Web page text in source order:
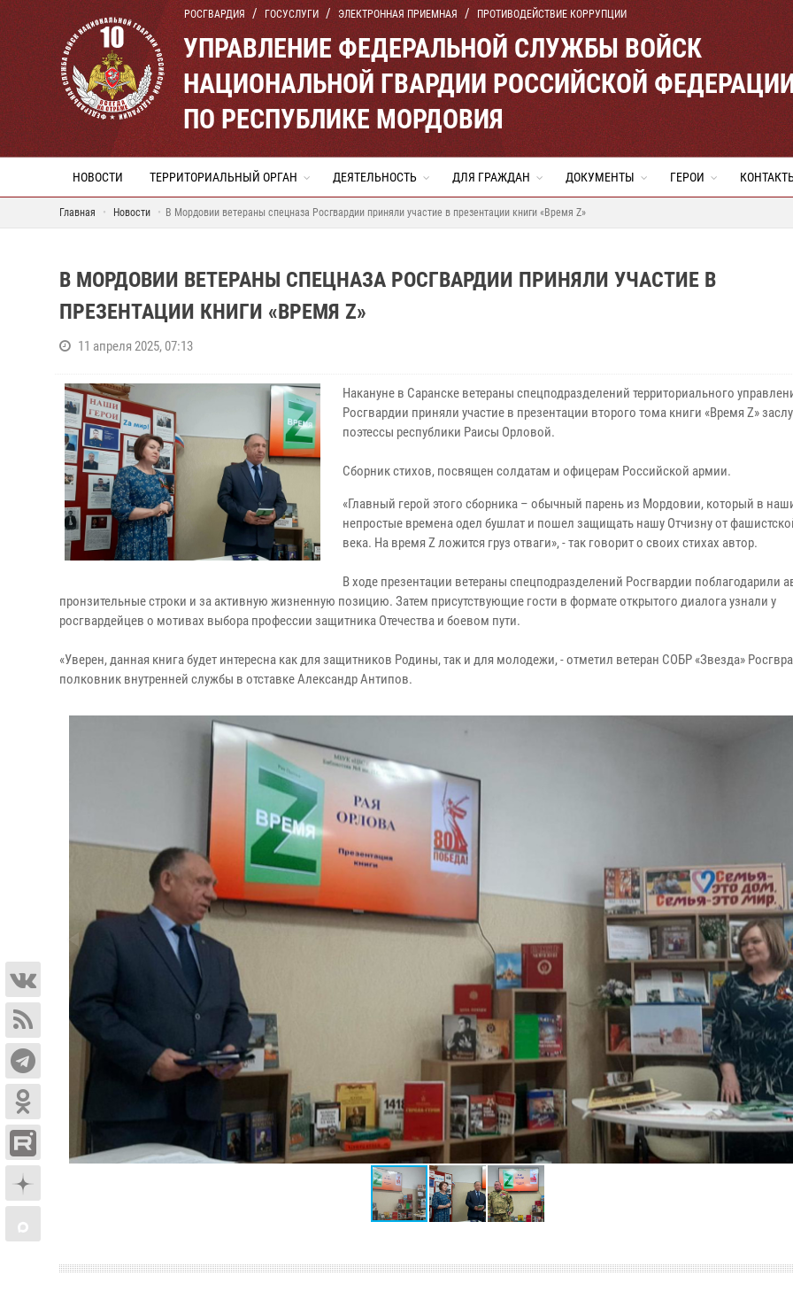
РОСГВАРДИЯ ГОСУСЛУГИ ЭЛЕКТРОННАЯ ПРИЕМНАЯ ПРОТИВОДЕЙСТВИЕ КОРРУПЦИИ
УПРАВЛЕНИЕ ФЕДЕРАЛЬНОЙ СЛУЖБЫ ВОЙСК
НАЦИОНАЛЬНОЙ ГВАРДИИ РОССИЙСКОЙ
ПО РЕСПУБЛИКЕ МОРДОВИЯ
НОВОСТИ ТЕРРИТОРИАЛЬНЫЙ ОРГАН ДЕЯТЕЛЬНОСТЬ ДЛЯ ГРАЖДАН ДОКУМЕНТЫ ГЕРОИ
Главная Новости В Мордовии ветераны спецназа Росгвардии приняли участие в презентации книги «Время Z»
В МОРДОВИИ ВЕТЕРАНЫ СПЕЦНАЗА РОСГВАРДИИ ПРИНЯЛИ УЧАСТИЕ В
ПРЕЗЕНТАЦИИ КНИГИ «ВРЕМЯ Z»
11 апреля 2025, 07:13
Накануне в Саранске ветераны спецподразделений территориального
Росгвардии приняли участие в презентации второго тома книги «Время Z»
поэтессы республики Раисы Орловой.
Сборник стихов, посвящен солдатам и офицерам Российской армии.
«Главный герой этого сборника – обычный парень из Мордовии, который в
непростые времена одел бушлат и пошел защищать нашу Отчизну от
века. На время Z ложится груз отваги», - так говорит о своих стихах автор.
В ходе презентации ветераны спецподразделений Росгвардии поблагодарили
пронзительные строки и за активную жизненную позицию. Затем присутствующие гости в формате открытого диалога узнали у
росгвардейцев о мотивах выбора профессии защитника Отечества и боевом пути.
«Уверен, данная книга будет интересна как для защитников Родины, так и для молодежи, - отметил ветеран СОБР «Звезда»
полковник внутренней службы в отставке Александр Антипов.